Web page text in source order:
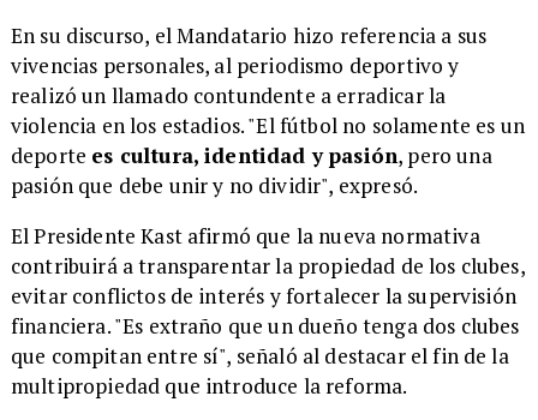
En su discurso, el Mandatario hizo referencia a sus
vivencias personales, al periodismo deportivo y
realizó un llamado contundente a erradicar la
violencia en los estadios. "El fútbol no solamente es un
deporte es cultura, identidad y pasión, pero una
pasión que debe unir y no dividir", expresó.
El Presidente Kast afirmó que la nueva normativa
contribuirá a transparentar la propiedad de los clubes,
evitar conflictos de interés y fortalecer la supervisión
financiera. "Es extraño que un dueño tenga dos clubes
que compitan entre sí", señaló al destacar el fin de la
multipropiedad que introduce la reforma.